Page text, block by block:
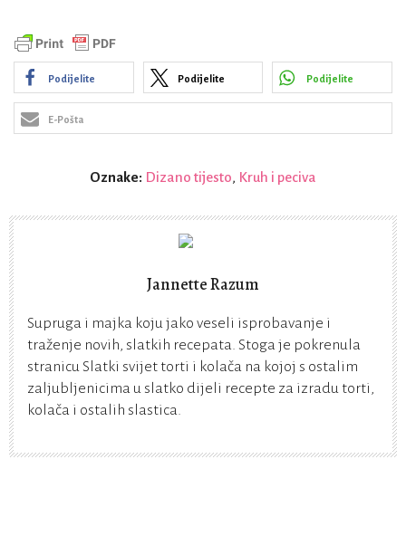
Podijelite Podijelite Podijelite
E-Pošta
Oznake: Dizano tijesto, Kruh i peciva
Jannette Razum
Supruga i majka koju jako veseli isprobavanje i
traženje novih, slatkih recepata. Stoga je pokrenula
stranicu Slatki svijet torti i kolača na kojoj s ostalim
zaljubljenicima u slatko dijeli recepte za izradu torti,
kolača i ostalih slastica.